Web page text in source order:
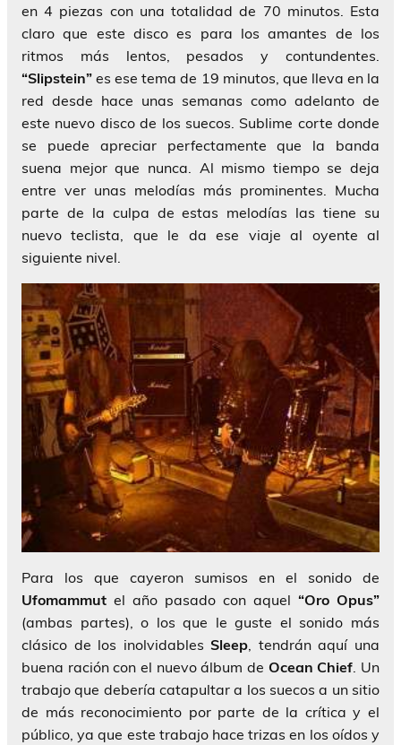
en 4 piezas con una totalidad de 70 minutos. Esta
claro que este disco es para los amantes de los
ritmos más lentos, pesados y contundentes.
“Slipstein” es ese tema de 19 minutos, que lleva en la
red desde hace unas semanas como adelanto de
este nuevo disco de los suecos. Sublime corte donde
se puede apreciar perfectamente que la banda
suena mejor que nunca. Al mismo tiempo se deja
entre ver unas melodías más prominentes. Mucha
parte de la culpa de estas melodías las tiene su
nuevo teclista, que le da ese viaje al oyente al
siguiente nivel.
Para los que cayeron sumisos en el sonido de
Ufomammut el año pasado con aquel “Oro Opus”
(ambas partes), o los que le guste el sonido más
clásico de los inolvidablesSleep , tendrán aquí una
buena ración con el nuevo álbum de Ocean Chief . Un
trabajo que debería catapultar a los suecos a un sitio
de más reconocimiento por parte de la crítica y el
público, ya que este trabajo hace trizas en los oídos y